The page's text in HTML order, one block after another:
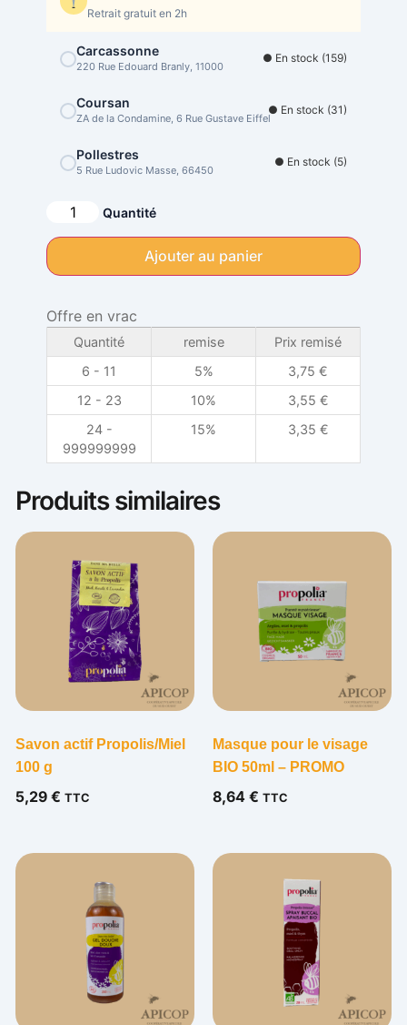
Retrait gratuit en 2h
Carcassonne
220 Rue Edouard Branly, 11000
● En stock (159)
Coursan
ZA de la Condamine, 6 Rue Gustave Eiffel
● En stock (31)
Pollestres
5 Rue Ludovic Masse, 66450
● En stock (5)
Quantité
Ajouter au panier
Offre en vrac
Quantité remise
Prix remisé
6 - 11
5% 3,75 €
12 - 23
10% 3,55 €
24 -
999999999
15% 3,35 €
Produits similaires
Savon actif Propolis/Miel
100 g
5,29 € TTC
Masque pour le visage
BIO 50ml – PROMO
8,64 € TTC